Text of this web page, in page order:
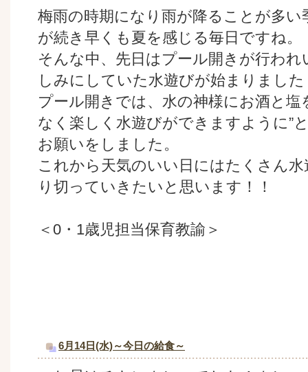
梅雨の時期になり雨が降ることが多
が続き早くも夏を感じる毎日ですね。
そんな中、先日はプール開きが行わ
しみにしていた水遊びが始まりました
プール開きでは、水の神様にお酒と塩
なく楽しく水遊びができますように”
お願いをしました。
これから天気のいい日にはたくさん
り切っていきたいと思います！！
＜0・1歳児担当保育教諭＞
6月14日(水)～今日の給食～